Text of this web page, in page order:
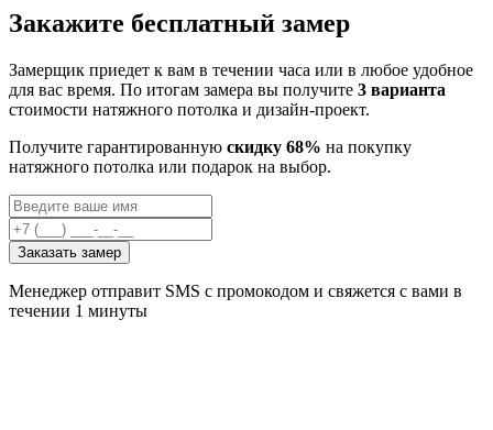
Закажите бесплатный замер
Замерщик приедет к вам в течении часа или в любое удобное
для вас время. По итогам замера вы получите 3 варианта
стоимости натяжного потолка и дизайн-проект.
Получите гарантированную скидку 68% на покупку
натяжного потолка или подарок на выбор.
Заказать замер
Менеджер отправит SMS с промокодом и свяжется с вами в
течении 1 минуты